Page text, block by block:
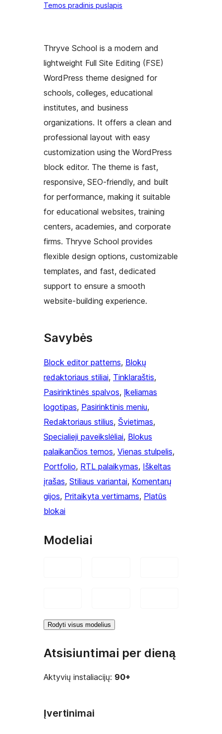
Temos pradinis puslapis
Thryve School is a modern and
lightweight Full Site Editing (FSE)
WordPress theme designed for
schools, colleges, educational
institutes, and business
organizations. It offers a clean and
professional layout with easy
customization using the WordPress
block editor. The theme is fast,
responsive, SEO-friendly, and built
for performance, making it suitable
for educational websites, training
centers, academies, and corporate
firms. Thryve School provides
flexible design options, customizable
templates, and fast, dedicated
support to ensure a smooth
website-building experience.
Savybės
Block editor patterns, Blokų
redaktoriaus stiliai, Tinklaraštis
Pasirinktinės spalvos, Įkeliamas
logotipas, Pasirinktinis meniu
Redaktoriaus stilius, Švietimas
Specialieji paveikslėliai, Blokus
palaikančios temos, Vienas stulpelis
Portfolio, RTL palaikymas, Iškeltas
įrašas, Stiliaus variantai, Komentarų
gijos, Pritaikyta vertimams, Platūs
blokai
Modeliai
Rodyti visus modelius
Atsisiuntimai per dieną
Aktyvių instaliacijų: 90+
Įvertinimai